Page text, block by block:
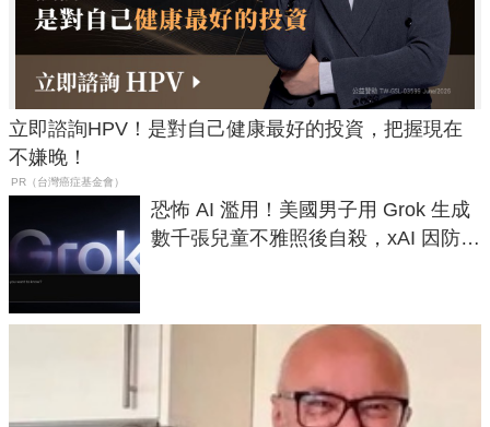
立即諮詢HPV！是對自己健康最好的投資，把握現在
不嫌晚！
PR（台灣癌症基金會）
恐怖 AI 濫用！美國男子用 Grok 生成
數千張兒童不雅照後自殺，xAI 因防護